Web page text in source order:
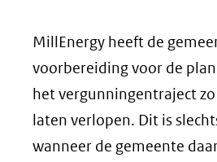
MillEnergy heeft de
voorbereiding voor de
het vergunningentraject
laten verlopen. Dit is
wanneer de gemeente